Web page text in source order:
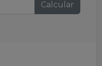
Calcular